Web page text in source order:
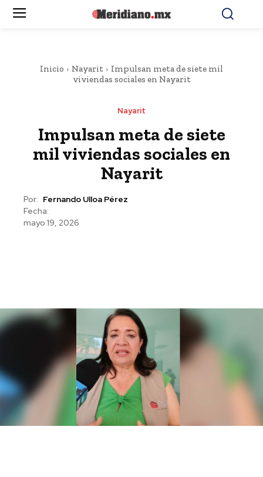
Inicio Nayarit
Impulsan meta de siete mil
viviendas sociales en Nayarit
Nayarit
Impulsan meta de siete
mil viviendas sociales en
Nayarit
Por: Fernando Ulloa Pérez
Fecha:
mayo 19, 2026